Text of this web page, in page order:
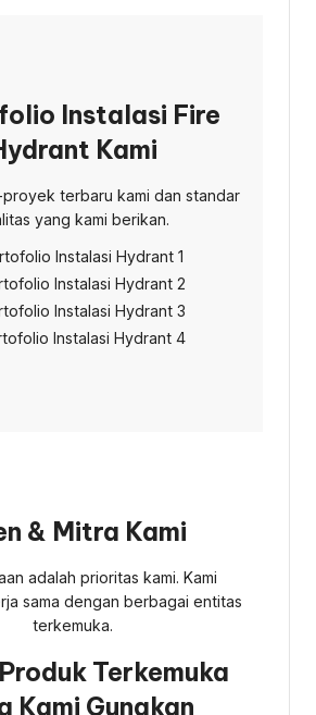
Instalasi Fire
Kami
terbaru kami dan standar
yang kami berikan.
& Mitra Kami
adalah prioritas kami. Kami
sama dengan berbagai entitas
terkemuka.
Terkemuka
Kami Gunakan